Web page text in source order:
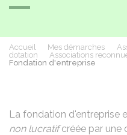
Accueil Mes démarches
dotation
Associations
Fondation d'entreprise
La fondation d'entreprise
non lucratifcréée par une